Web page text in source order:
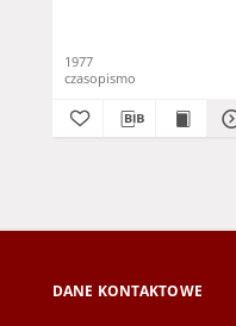
1977
czasopismo
DANE KONTAKTOWE